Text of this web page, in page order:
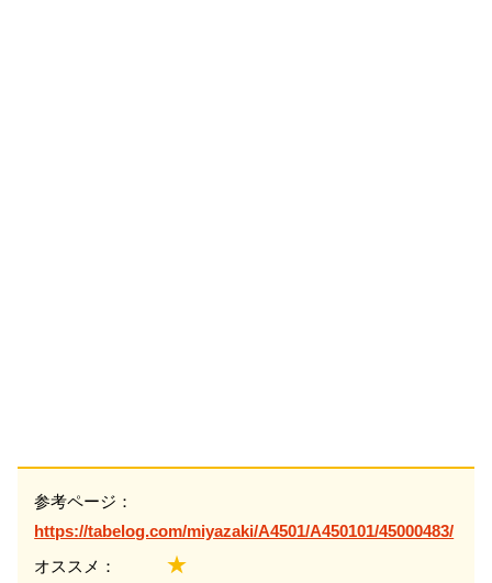
参考ページ：
https://tabelog.com/miyazaki/A4501/A450101/45000483/
オススメ： ★